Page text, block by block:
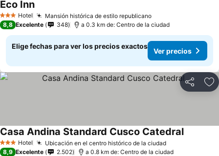
3 Estrellas
Hotel Mansión histórica de estilo republicano
Eco Inn
8,8 Excelente 348 a 0.3 km de: Centro de la ciudad
Elige fechas para ver los precios exactos
Ver precios
Compartir
3 Estrellas
Hotel Ubicación en el centro histórico de la ciudad
Casa Andina Standard Cusco Catedral
8,9 Excelente 2.502 a 0.8 km de: Centro de la ciudad